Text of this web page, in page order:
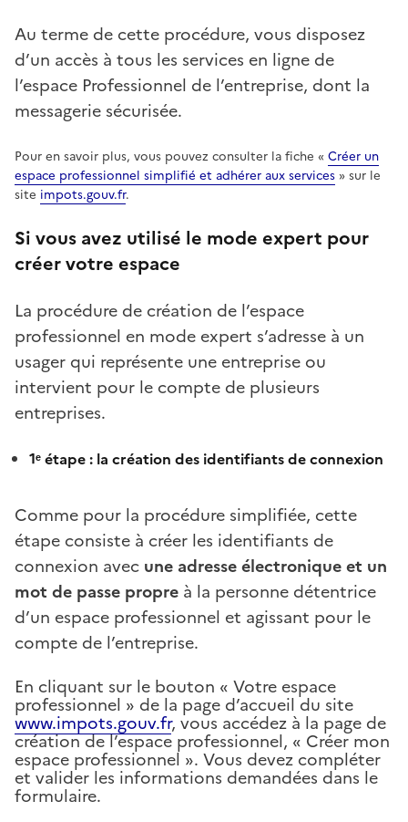
Au terme de cette procédure, vous disposez
d’un accès à tous les services en ligne de
l’espace Professionnel de l’entreprise, dont la
messagerie sécurisée.
Pour en savoir plus, vous pouvez consulter la fiche « Créer un
espace professionnel simplifié et adhérer aux services » sur le
site impots.gouv.fr.
Si vous avez utilisé le mode expert pour
créer votre espace
La procédure de création de l’espace
professionnel en mode expert s’adresse à un
usager qui représente une entreprise ou
intervient pour le compte de plusieurs
entreprises.
1ᵉ étape : la création des identifiants de connexion
Comme pour la procédure simplifiée, cette
étape consiste à créer les identifiants de
connexion avec une adresse électronique et un
mot de passe propre à la personne détentrice
d’un espace professionnel et agissant pour le
compte de l’entreprise.
En cliquant sur le bouton « Votre espace
professionnel » de la page d’accueil du site
www.impots.gouv.fr, vous accédez à la page de
création de l’espace professionnel, « Créer mon
espace professionnel ». Vous devez compléter
et valider les informations demandées dans le
formulaire.